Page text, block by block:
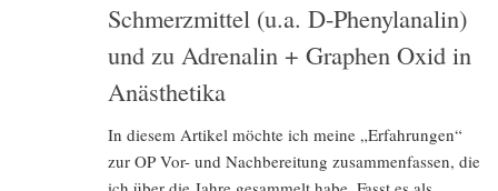
Schmerzmittel (u.a. D-Phenylanalin)
und zu Adrenalin + Graphen Oxid in
Anästhetika
In diesem Artikel möchte ich meine „Erfahrungen“
zur OP Vor- und Nachbereitung zusammenfassen, die